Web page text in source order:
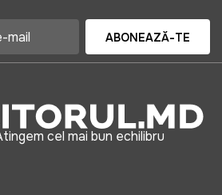
ABONEAZĂ-TE
cel mai bun echilibru